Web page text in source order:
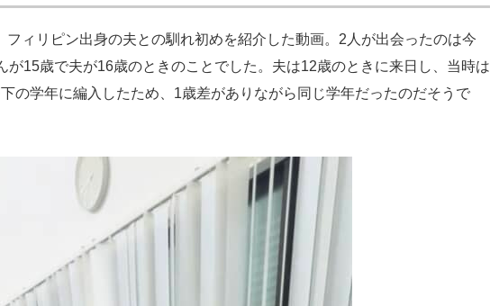
ィリピン出身の夫との馴れ初めを紹介した動画。2人が出会ったのは今
が15歳で夫が16歳のときのことでした。夫は12歳のときに来日し、当時は
の学年に編入したため、1歳差がありながら同じ学年だったのだそうで